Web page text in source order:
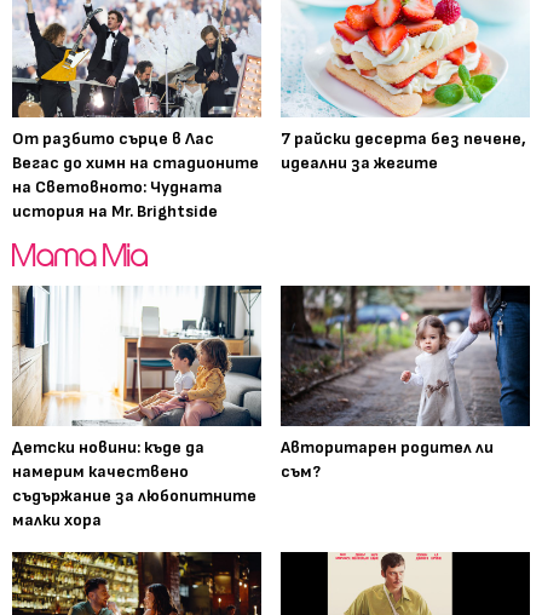
От разбито сърце в Лас
Вегас до химн на стадионите
на Световното: Чудната
история на Mr. Brightside
7 райски десерта без печене,
идеални за жегите
Детски новини: къде да
намерим качествено
съдържание за любопитните
малки хора
Авторитарен родител ли
съм?